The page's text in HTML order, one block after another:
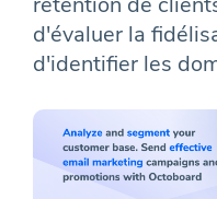
d'évaluer la
d'identifier les